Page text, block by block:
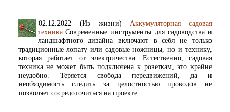
02.12.2022 (Из жизни) Аккумуляторная садовая
техникаСовременные инструменты для садоводства и
ландшафтного дизайна включают в себя не только
традиционные лопату или садовые ножницы, но и технику,
которая работает от электричества. Естественно, садовая
техника не может быть подключена к розеткам, это крайне
неудобно. Теряется свобода передвижений, да и
необходимость следить за целостностью проводов не
позволяет сосредоточиться на проекте.